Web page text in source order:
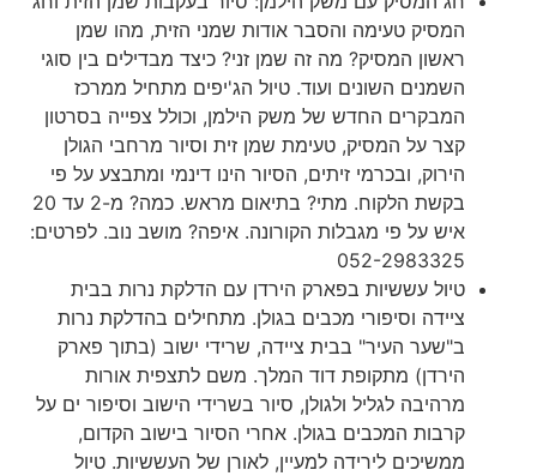
המסיק טעימה והסבר אודות שמני הזית, מהו שמן
ראשון המסיק? מה זה שמן זני? כיצד מבדילים בין סוגי
השמנים השונים ועוד. טיול הג'יפים מתחיל ממרכז
המבקרים החדש של משק הילמן, וכולל צפייה בסרטון
קצר על המסיק, טעימת שמן זית וסיור מרחבי הגולן
הירוק, ובכרמי זיתים, הסיור הינו דינמי ומתבצע על פי
בקשת הלקוח. מתי? בתיאום מראש. כמה? מ-2 עד 20
איש על פי מגבלות הקורונה. איפה? מושב נוב. לפרטים:
052-2983325
טיול עששיות בפארק הירדן עם הדלקת נרות בבית
ציידה וסיפורי מכבים בגולן. מתחילים בהדלקת נרות
ב"שער העיר" בבית ציידה, שרידי ישוב (בתוך פארק
הירדן) מתקופת דוד המלך. משם לתצפית אורות
מרהיבה לגליל ולגולן, סיור בשרידי הישוב וסיפור ים על
קרבות המכבים בגולן. אחרי הסיור בישוב הקדום,
ממשיכים לירידה למעיין, לאורן של העששיות. טיול